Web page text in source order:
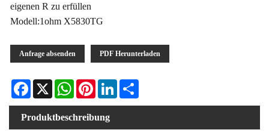
eigenen R zu erfüllen
Modell:1ohm X5830TG
Anfrage absenden PDF Herunterladen
Facebook
X WhatsAppPinterestLinkedIn
Produktbeschreibung